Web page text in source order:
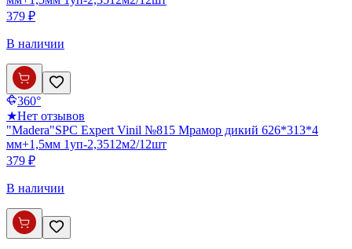
379 ₽
В наличии
360°
★Нет отзывов
"Madera"SPC Expert Vinil №815 Мрамор дикий 626*313*4
мм+1,5мм 1уп-2,3512м2/12шт
379 ₽
В наличии